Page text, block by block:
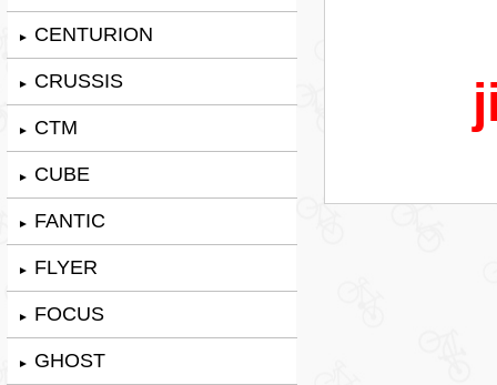
► CENTURION
► CRUSSIS
► CTM
► CUBE
► FANTIC
► FLYER
► FOCUS
► GHOST